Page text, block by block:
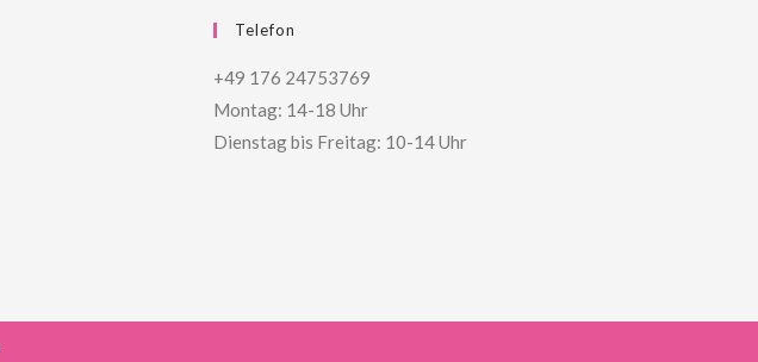
Telefon
+49 176 24753769
Montag: 14-18 Uhr
Dienstag bis Freitag: 10-14 Uhr